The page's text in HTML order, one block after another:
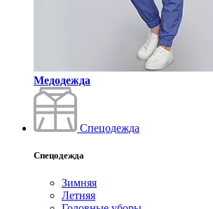
Медодежда
Спецодежда
Спецодежда
Зимняя
Летняя